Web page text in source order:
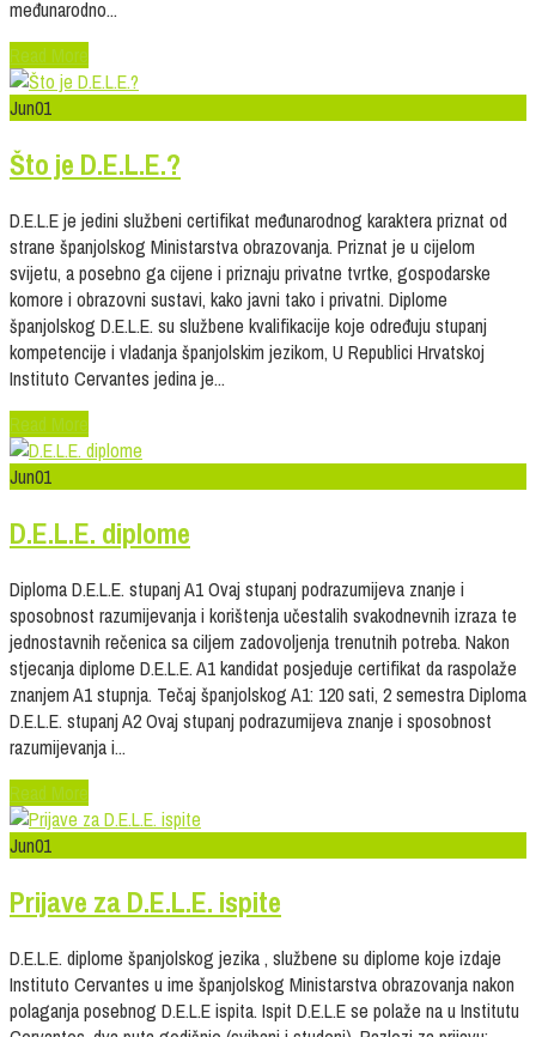
međunarodno...
Read More
Jun01
Što je D.E.L.E.?
D.E.L.E je jedini službeni certifikat međunarodnog karaktera priznat od
strane španjolskog Ministarstva obrazovanja. Priznat je u cijelom
svijetu, a posebno ga cijene i priznaju privatne tvrtke, gospodarske
komore i obrazovni sustavi, kako javni tako i privatni. Diplome
španjolskog D.E.L.E. su službene kvalifikacije koje određuju stupanj
kompetencije i vladanja španjolskim jezikom, U Republici Hrvatskoj
Instituto Cervantes jedina je...
Read More
Jun01
D.E.L.E. diplome
Diploma D.E.L.E. stupanj A1 Ovaj stupanj podrazumijeva znanje i
sposobnost razumijevanja i korištenja učestalih svakodnevnih izraza te
jednostavnih rečenica sa ciljem zadovoljenja trenutnih potreba. Nakon
stjecanja diplome D.E.L.E. A1 kandidat posjeduje certifikat da raspolaže
znanjem A1 stupnja. Tečaj španjolskog A1: 120 sati, 2 semestra Diploma
D.E.L.E. stupanj A2 Ovaj stupanj podrazumijeva znanje i sposobnost
razumijevanja i...
Read More
Jun01
Prijave za D.E.L.E. ispite
D.E.L.E. diplome španjolskog jezika , službene su diplome koje izdaje
Instituto Cervantes u ime španjolskog Ministarstva obrazovanja nakon
polaganja posebnog D.E.L.E ispita. Ispit D.E.L.E se polaže na u Institutu